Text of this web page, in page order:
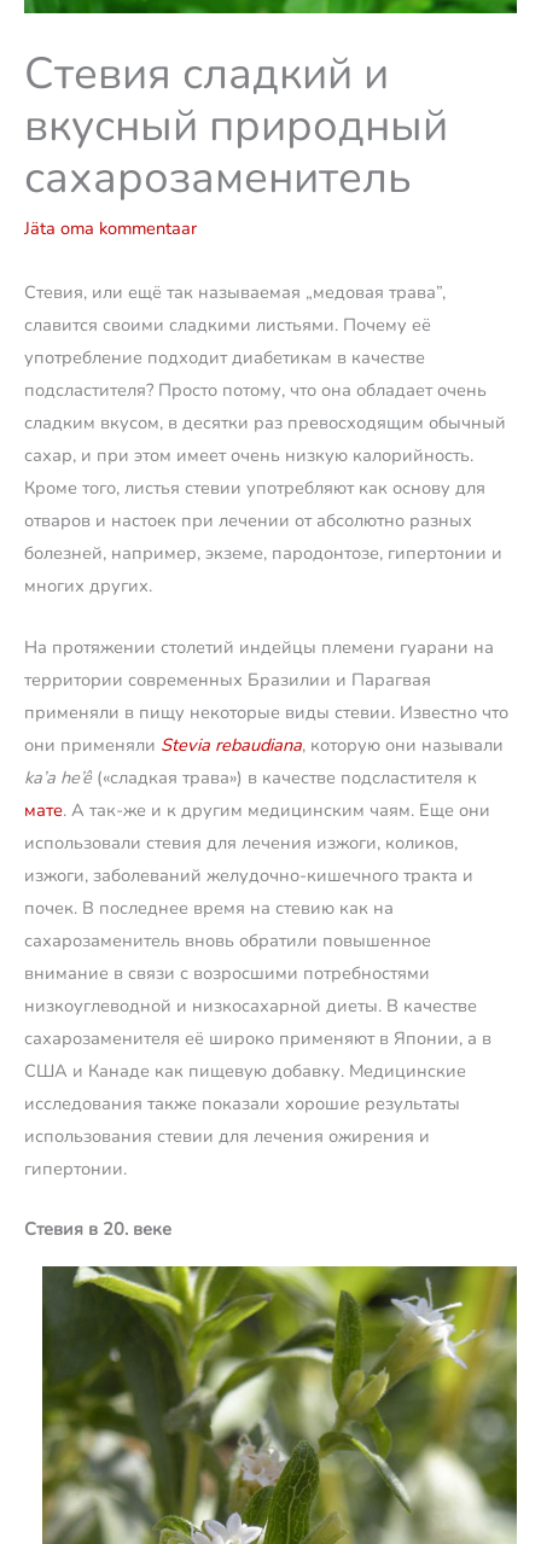
Стевия сладкий и
вкусный природный
сахарозаменитель
Jäta oma kommentaar
Стевия, или ещё так называемая „медовая трава”,
славится своими сладкими листьями. Почему её
употребление подходит диабетикам в качестве
подсластителя? Просто потому, что она обладает очень
сладким вкусом, в десятки раз превосходящим обычный
сахар, и при этом имеет очень низкую калорийность.
Кроме того, листья стевии употребляют как основу для
отваров и настоек при лечении от абсолютно разных
болезней, например, экземе, пародонтозе, гипертонии и
многих других.
На протяжении столетий индейцы племени гуарани на
территории современных Бразилии и Парагвая
применяли в пищу некоторые виды стевии. Известно что
они применяли Stevia rebaudiana, которую они называли
ka’a he’ê(«сладкая трава») в качестве подсластителя к
мате. А так-же и к другим медицинским чаям. Еще они
использовали стевия для лечения изжоги, коликов,
изжоги, заболеваний желудочно-кишечного тракта и
почек. В последнее время на стевию как на
сахарозаменитель вновь обратили повышенное
внимание в связи с возросшими потребностями
низкоуглеводной и низкосахарной диеты. В качестве
сахарозаменителя её широко применяют в Японии, а в
США и Канаде как пищевую добавку. Медицинские
исследования также показали хорошие результаты
использования стевии для лечения ожирения и
гипертонии.
Стевия в 20. веке